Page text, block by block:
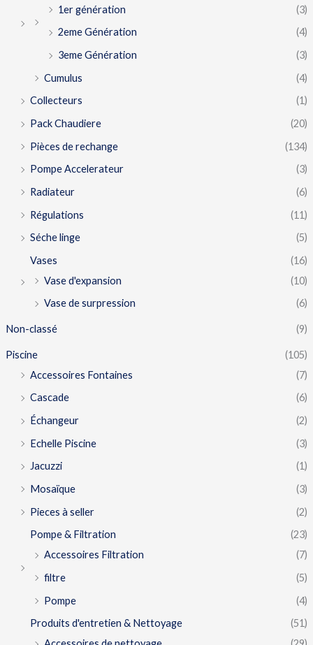
1er génération
(3)
2eme Génération
(4)
3eme Génération
(3)
Cumulus
(4)
Collecteurs
(1)
Pack Chaudiere
(20)
Pièces de rechange
(134)
Pompe Accelerateur
(3)
Radiateur
(6)
Régulations
(11)
Séche linge
(5)
Vases
(16)
Vase d'expansion
(10)
Vase de surpression
(6)
Non-classé (9)
Piscine
(105)
Accessoires Fontaines
(7)
Cascade
(6)
Échangeur
(2)
Echelle Piscine
(3)
Jacuzzi
(1)
Mosaïque
(3)
Pieces à seller
(2)
Pompe & Filtration
(23)
Accessoires Filtration
(7)
filtre
(5)
Pompe
(4)
Produits d'entretien & Nettoyage
(51)